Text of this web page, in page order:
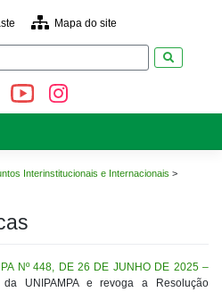
Mapa do site
Interinstitucionais e Internacionais >
Nº 448, DE 26 DE JUNHO DE 2025 –
UNIPAMPA e revoga a Resolução